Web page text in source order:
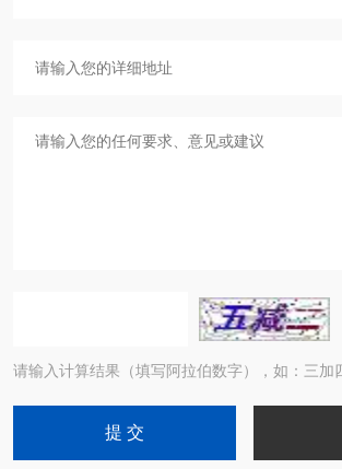
请输入计算结果（填写阿拉伯数字），如：三加